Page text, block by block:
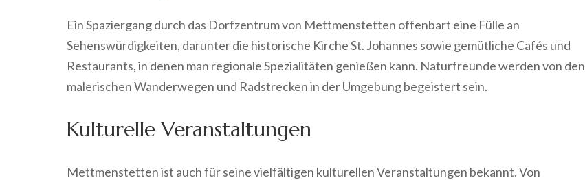
Ein Spaziergang durch das Dorfzentrum von Mettmenstetten offenbart eine Fülle an
Sehenswürdigkeiten, darunter die historische Kirche St. Johannes sowie gemütliche Cafés und
Restaurants, in denen man regionale Spezialitäten genießen kann. Naturfreunde werden von den
malerischen Wanderwegen und Radstrecken in der Umgebung begeistert sein.
Kulturelle Veranstaltungen
Mettmenstetten ist auch für seine vielfältigen kulturellen Veranstaltungen bekannt. Von